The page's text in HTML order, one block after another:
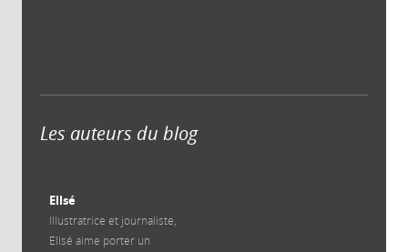
Les auteurs du blog
Ellsé
Illustratrice et journaliste,
Ellsé aime porter un